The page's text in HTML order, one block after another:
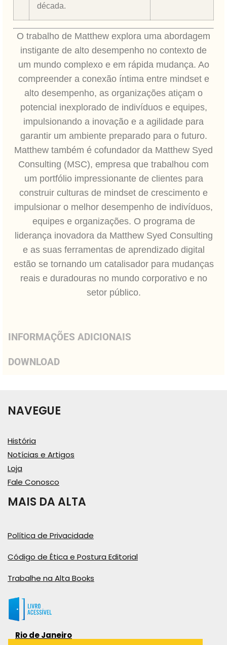
década.
O trabalho de Matthew explora uma abordagem
instigante de alto desempenho no contexto de
um mundo complexo e em rápida mudança. Ao
compreender a conexão íntima entre mindset e
alto desempenho, as organizações atiçam o
potencial inexplorado de indivíduos e equipes,
impulsionando a inovação e a agilidade para
garantir um ambiente preparado para o futuro.
Matthew também é cofundador da Matthew Syed
Consulting (MSC), empresa que trabalhou com
um portfólio impressionante de clientes para
construir culturas de mindset de crescimento e
impulsionar o melhor desempenho de indivíduos,
equipes e organizações. O programa de
liderança inovadora da Matthew Syed Consulting
e as suas ferramentas de aprendizado digital
estão se tornando um catalisador para mudanças
reais e duradouras no mundo corporativo e no
setor público.
INFORMAÇÕES ADICIONAIS
DOWNLOAD
NAVEGUE
História
Notícias e Artigos
Loja
Fale Conosco
MAIS DA ALTA
Política de Privacidade
Código de Ética e Postura Editorial
Trabalhe na Alta Books
Rio de Janeiro